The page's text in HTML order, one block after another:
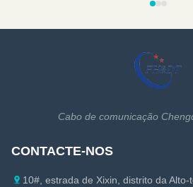
Cabo de comunicação
CONTACTE-NOS
10#, estrada de Xixin, distrito da